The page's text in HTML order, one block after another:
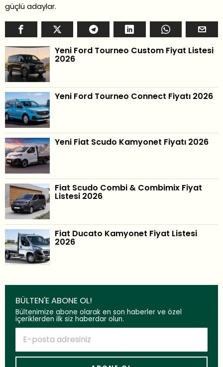
güçlü adaylar.
Yeni Ford Tourneo Custom Fiyat Listesi
2026
Yeni Ford Tourneo Connect Fiyatı 2026
Yeni Fiat Scudo Kamyonet Fiyatı 2026
Fiat Scudo Combi & Combimix Fiyat
Listesi 2026
Fiat Ducato Kamyonet Fiyat Listesi
2026
BÜLTEN'E ABONE OL!
Bültenimize abone olarak en son haberler ve özel
içeriklerden ilk siz haberdar olun.